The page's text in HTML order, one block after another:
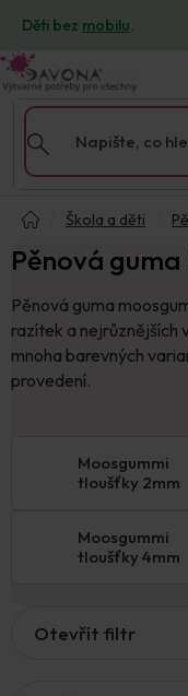
obsah
Děti bez mobilu.
Škola a děti
Pěnová
Pěnová guma
razítek a nejrůznějších
mnoha barevných
provedení.
Moosgummi
tloušťky 2mm
Moosgummi
tloušťky 4mm
Otevřít filtr